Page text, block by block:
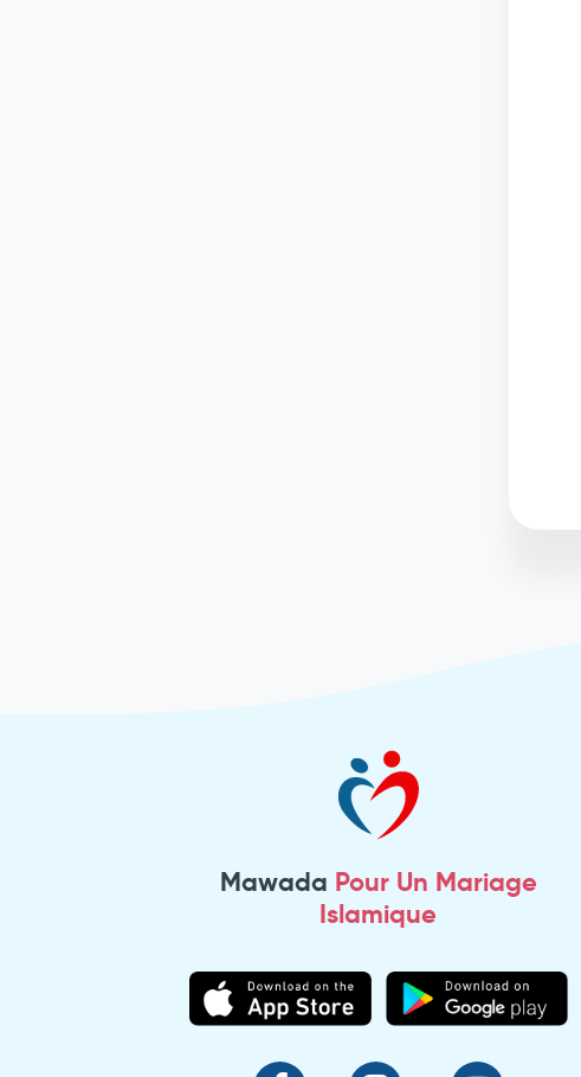
Mawada Pour Un Mariage
Islamique